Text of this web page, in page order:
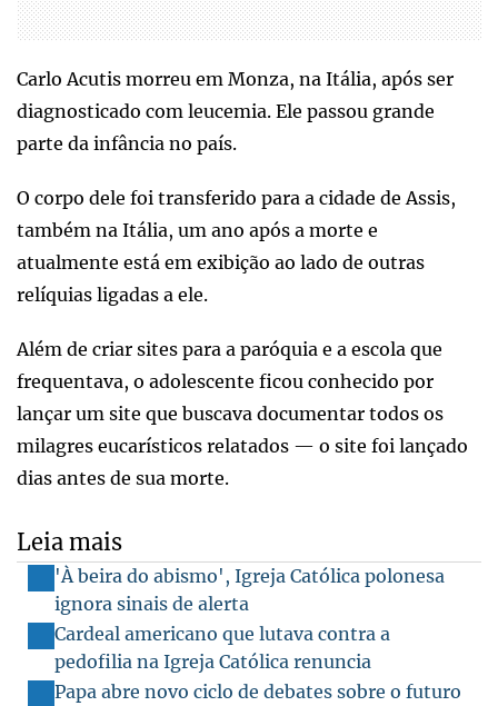
Carlo Acutis morreu em Monza, na Itália, após ser
diagnosticado com leucemia. Ele passou grande
parte da infância no país.
O corpo dele foi transferido para a cidade de Assis,
também na Itália, um ano após a morte e
atualmente está em exibição ao lado de outras
relíquias ligadas a ele.
Além de criar sites para a paróquia e a escola que
frequentava, o adolescente ficou conhecido por
lançar um site que buscava documentar todos os
milagres eucarísticos relatados — o site foi lançado
dias antes de sua morte.
Leia mais
'À beira do abismo', Igreja Católica polonesa
ignora sinais de alerta
Cardeal americano que lutava contra a
pedofilia na Igreja Católica renuncia
Papa abre novo ciclo de debates sobre o futuro